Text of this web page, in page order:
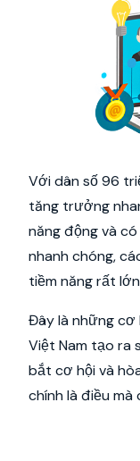
Với dân số 96
tăng trưởng
năng động và
nhanh chóng,
tiềm năng rất
Đây là những cơ
Việt Nam tạo ra
bắt cơ hội và
chính là điều mà